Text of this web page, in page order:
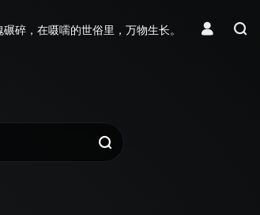
碎，在嗫嚅的世俗里，万物生长。